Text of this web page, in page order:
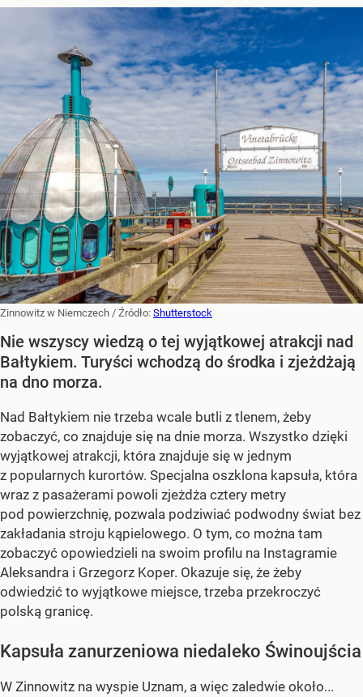
Zinnowitz w Niemczech / Źródło: Shutterstock
Nie wszyscy wiedzą o tej wyjątkowej atrakcji nad
Bałtykiem. Turyści wchodzą do środka i zjeżdżają
na dno morza.
Nad Bałtykiem nie trzeba wcale butli z tlenem, żeby
zobaczyć, co znajduje się na dnie morza. Wszystko dzięki
wyjątkowej atrakcji, która znajduje się w jednym
z popularnych kurortów. Specjalna oszklona kapsuła, która
wraz z pasażerami powoli zjeżdża cztery metry
pod powierzchnię, pozwala podziwiać podwodny świat bez
zakładania stroju kąpielowego. O tym, co można tam
zobaczyć opowiedzieli na swoim profilu na Instagramie
Aleksandra i Grzegorz Koper. Okazuje się, że żeby
odwiedzić to wyjątkowe miejsce, trzeba przekroczyć
polską granicę.
Kapsuła zanurzeniowa niedaleko Świnoujścia
W Zinnowitz na wyspie Uznam, a więc zaledwie około...